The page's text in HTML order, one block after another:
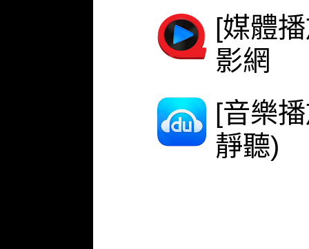
[媒體
影網
[音樂
靜聽)